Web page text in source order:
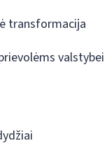
transformacija